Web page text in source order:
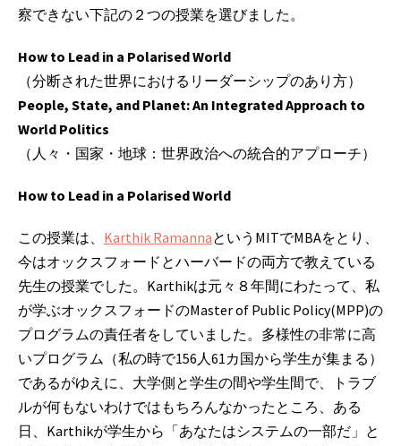
察できない下記の２つの授業を選びました。
How to Lead in a Polarised World
（分断された世界におけるリーダーシップのあり方）
People, State, and Planet: An Integrated Approach to
World Politics
（人々・国家・地球：世界政治への統合的アプローチ）
How to Lead in a Polarised World
この授業は、 Karthik RamannaというMITでMBAをとり、
今はオックスフォードとハーバードの両方で教えている
先生の授業でした。Karthikは元々８年間にわたって、私
が学ぶオックスフォードのMaster of Public Policy(MPP)の
プログラムの責任者をしていました。多様性の非常に高
いプログラム（私の時で156人61カ国から学生が集まる）
であるがゆえに、大学側と学生の間や学生間で、トラブ
ルが何もないわけではもちろんなかったところ、ある
日、Karthikが学生から「あなたはシステムの一部だ」と